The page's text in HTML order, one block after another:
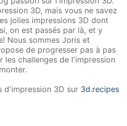
3D, mais vous ne savez
jolies impressions 3D dont
on est passés par là, et y
Nous sommes Joris et
de progresser pas à pas
les challenges de l'impression
d'impression 3D sur 3d.recipes